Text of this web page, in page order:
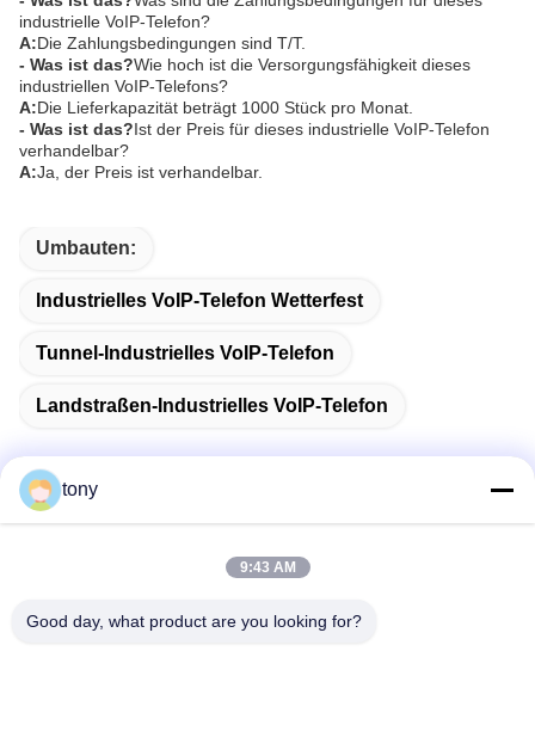
industrielle VoIP-Telefon?
A:Die Zahlungsbedingungen sind T/T.
- Was ist das?Wie hoch ist die Versorgungsfähigkeit dieses
industriellen VoIP-Telefons?
A:Die Lieferkapazität beträgt 1000 Stück pro Monat.
- Was ist das?Ist der Preis für dieses industrielle VoIP-Telefon
verhandelbar?
A:Ja, der Preis ist verhandelbar.
Umbauten:
Industrielles VoIP-Telefon Wetterfest
Tunnel-Industrielles VoIP-Telefon
Landstraßen-Industrielles VoIP-Telefon
Schnelle Kontaktaufnahme
Adresse
tony
9:43 AM
Good day, what product are you looking for?